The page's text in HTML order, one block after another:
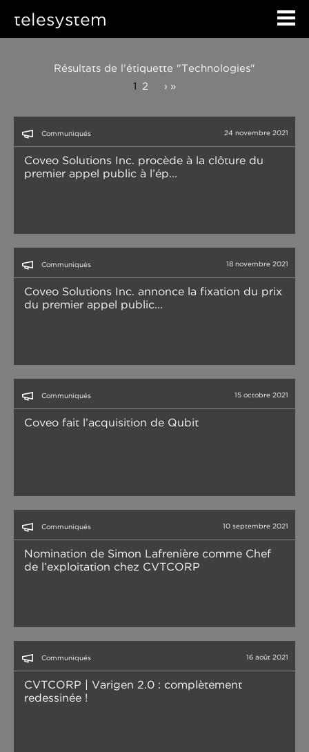
telesystem
Résultats de l'étiquette "Technologies"
1
2 › »
Communiqués 24 novembre 2021
Coveo Solutions Inc. procède à la clôture du
premier appel public à l’ép...
Communiqués 18 novembre 2021
Coveo Solutions Inc. annonce la fixation du prix
du premier appel public...
Communiqués 15 octobre 2021
Coveo fait l’acquisition de Qubit
Communiqués 10 septembre 2021
Nomination de Simon Lafrenière comme Chef
de l’exploitation chez CVTCORP
Communiqués 16 août 2021
CVTCORP | Varigen 2.0 : complètement
redessinée !